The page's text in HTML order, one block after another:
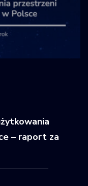
– raport za